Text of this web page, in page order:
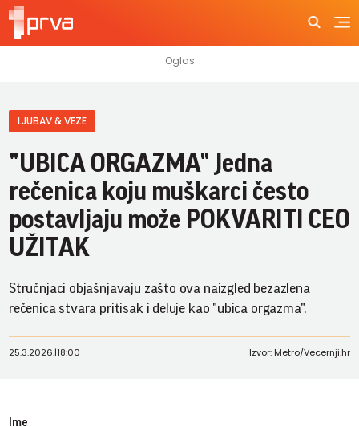
LJUBAV & VEZE
"UBICA ORGAZMA" Jedna
rečenica koju muškarci često
postavljaju može POKVARITI CEO
UŽITAK
Stručnjaci objašnjavaju zašto ova naizgled bezazlena
rečenica stvara pritisak i deluje kao "ubica orgazma".
25.3.2026.|18:00 Izvor: Metro/Vecernji.hr
Ime